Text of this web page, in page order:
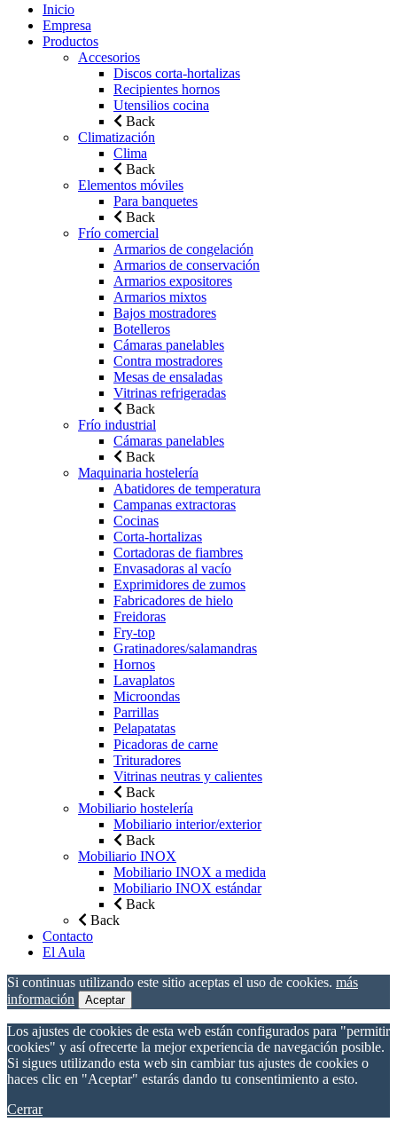
Inicio
Empresa
Productos
Accesorios
Discos corta-hortalizas
Recipientes hornos
Utensilios cocina
Back
Climatización
Clima
Back
Elementos móviles
Para banquetes
Back
Frío comercial
Armarios de congelación
Armarios de conservación
Armarios expositores
Armarios mixtos
Bajos mostradores
Botelleros
Cámaras panelables
Contra mostradores
Mesas de ensaladas
Vitrinas refrigeradas
Back
Frío industrial
Cámaras panelables
Back
Maquinaria hostelería
Abatidores de temperatura
Campanas extractoras
Cocinas
Corta-hortalizas
Cortadoras de fiambres
Envasadoras al vacío
Exprimidores de zumos
Fabricadores de hielo
Freidoras
Fry-top
Gratinadores/salamandras
Hornos
Lavaplatos
Microondas
Parrillas
Pelapatatas
Picadoras de carne
Trituradores
Vitrinas neutras y calientes
Back
Mobiliario hostelería
Mobiliario interior/exterior
Back
Mobiliario INOX
Mobiliario INOX a medida
Mobiliario INOX estándar
Back
Back
Contacto
El Aula
Si continuas utilizando este sitio aceptas el uso de cookies. más
información
Aceptar
Los ajustes de cookies de esta web están configurados para "permitir
cookies" y así ofrecerte la mejor experiencia de navegación posible.
Si sigues utilizando esta web sin cambiar tus ajustes de cookies o
haces clic en "Aceptar" estarás dando tu consentimiento a esto.
Cerrar